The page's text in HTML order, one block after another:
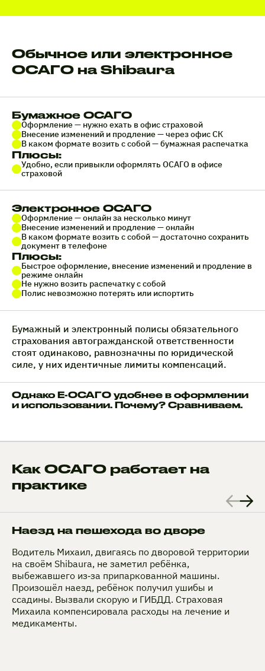
Обычное или электронное
ОСАГО на Shibaura
Бумажное ОСАГО
Оформление — нужно ехать в офис страховой
Внесение изменений и продление — через офис СК
В каком формате возить с собой — бумажная распечатка
Плюсы:
Удобно, если привыкли оформлять ОСАГО в офисе
страховой
Электронное ОСАГО
Оформление — онлайн за несколько минут
Внесение изменений и продление — онлайн
В каком формате возить с собой — достаточно сохранить
документ в телефоне
Плюсы:
Быстрое оформление, внесение изменений и продление в
режиме онлайн
Не нужно возить распечатку с собой
Полис невозможно потерять или испортить
Бумажный и электронный полисы обязательного
страхования автогражданской ответственности
стоят одинаково, равнозначны по юридической
силе, у них идентичные лимиты компенсаций.
Однако Е-ОСАГО удобнее в оформлении
и использовании. Почему? Сравниваем.
Как ОСАГО работает на
практике
Наезд на пешехода во дворе
Водитель Михаил, двигаясь по дворовой территории
на своём Shibaura, не заметил ребёнка,
выбежавшего из‑за припаркованной машины.
Произошёл наезд, ребёнок получил ушибы и
ссадины. Вызвали скорую и ГИБДД. Страховая
Михаила компенсировала расходы на лечение и
медикаменты.